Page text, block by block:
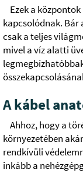
Ezek a
kapcsolódnak.
csak a teljes
mivel a víz alatti
A kábel
Ahhoz, hogy a
környezetében
rendkívüli
inkább a